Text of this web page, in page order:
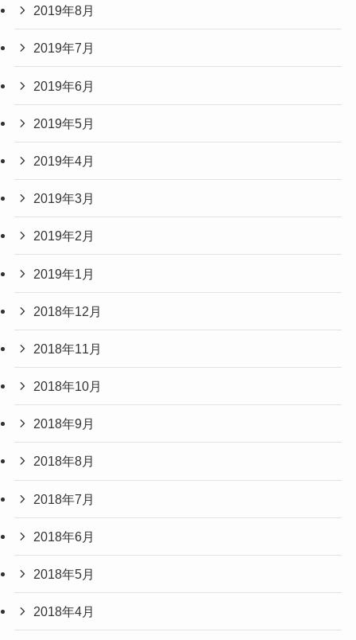
2019年8月
2019年7月
2019年6月
2019年5月
2019年4月
2019年3月
2019年2月
2019年1月
2018年12月
2018年11月
2018年10月
2018年9月
2018年8月
2018年7月
2018年6月
2018年5月
2018年4月